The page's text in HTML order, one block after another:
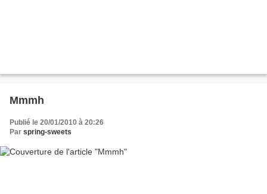
Mmmh
Publié le 20/01/2010 à 20:26
Par spring-sweets